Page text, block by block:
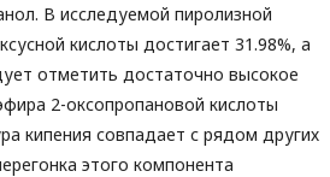
В исследуемой пиролизной
кислоты достигает 31.98%, а
отметить достаточно высокое
2-оксопропановой кислоты
кипения совпадает с рядом других
этого компонента